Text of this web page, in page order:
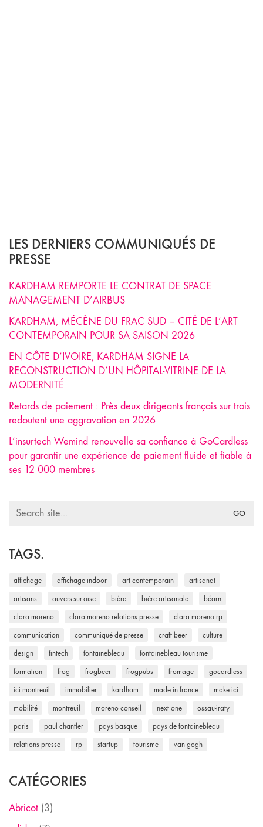
LES DERNIERS COMMUNIQUÉS DE
PRESSE
KARDHAM REMPORTE LE CONTRAT DE SPACE
MANAGEMENT D’AIRBUS
KARDHAM, MÉCÈNE DU FRAC SUD – CITÉ DE L’ART
CONTEMPORAIN POUR SA SAISON 2026
EN CÔTE D’IVOIRE, KARDHAM SIGNE LA
RECONSTRUCTION D’UN HÔPITAL-VITRINE DE LA
MODERNITÉ
Retards de paiement : Près deux dirigeants français sur trois
redoutent une aggravation en 2026
L’insurtech Wemind renouvelle sa confiance à GoCardless
pour garantir une expérience de paiement fluide et fiable à
ses 12 000 membres
Search
TAGS.
affichage affichage indoor art contemporain artisanat
artisans auvers-sur-oise bière bière artisanale béarn
clara moreno clara moreno relations presse clara moreno rp
communication communiqué de presse craft beer culture
design fintech fontainebleau fontainebleau tourisme
formation frog frogbeer frogpubs fromage gocardless
ici montreuil immobilier kardham made in france make ici
mobilité montreuil moreno conseil next one ossau-iraty
paris paul chantler pays basque pays de fontainebleau
relations presse rp startup tourisme van gogh
CATÉGORIES
Abricot (3)